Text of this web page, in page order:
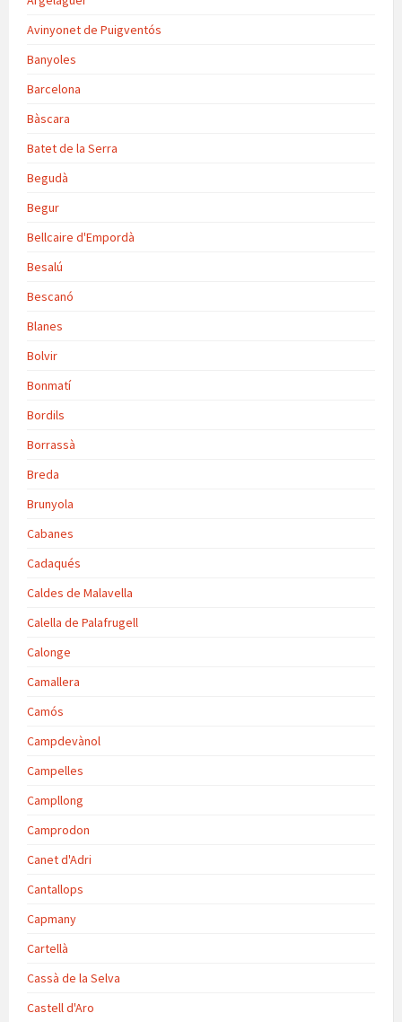
Avinyonet de Puigventós
Banyoles
Barcelona
Bàscara
Batet de la Serra
Begudà
Begur
Bellcaire d'Empordà
Besalú
Bescanó
Blanes
Bolvir
Bonmatí
Bordils
Borrassà
Breda
Brunyola
Cabanes
Cadaqués
Caldes de Malavella
Calella de Palafrugell
Calonge
Camallera
Camós
Campdevànol
Campelles
Campllong
Camprodon
Canet d'Adri
Cantallops
Capmany
Cartellà
Cassà de la Selva
Castell d'Aro